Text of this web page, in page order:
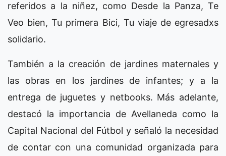
referidos a la niñez, como Desde la Panza, Te
Veo bien, Tu primera Bici, Tu viaje de egresadxs
solidario.
También a la creación de jardines maternales y
las obras en los jardines de infantes; y a la
entrega de juguetes y netbooks. Más adelante,
destacó la importancia de Avellaneda como la
Capital Nacional del Fútbol y señaló la necesidad
de contar con una comunidad organizada para